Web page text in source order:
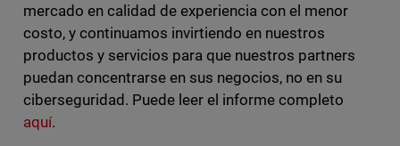
mercado en calidad de experiencia con el menor
costo, y continuamos invirtiendo en nuestros
productos y servicios para que nuestros partners
puedan concentrarse en sus negocios, no en su
ciberseguridad. Puede leer el informe completo
aquí.